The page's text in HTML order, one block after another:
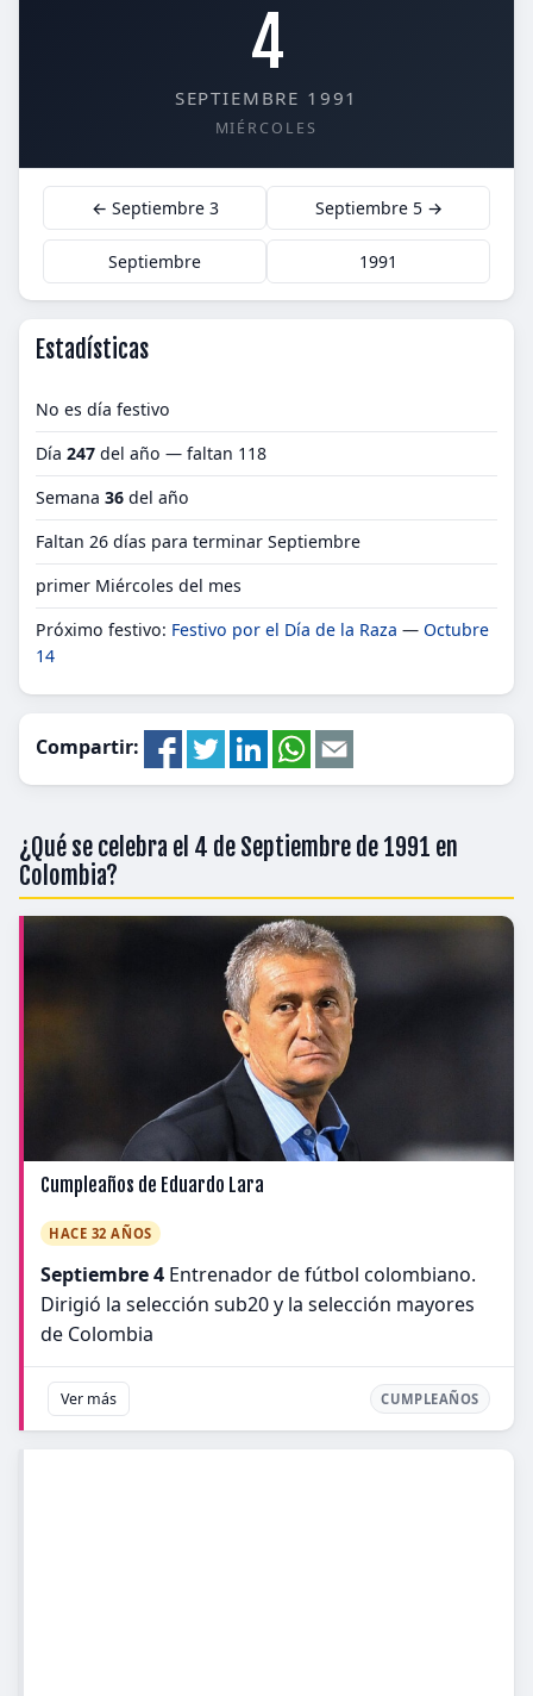
4
SEPTIEMBRE 1991
MIÉRCOLES
← Septiembre 3 Septiembre 5 →
Septiembre 1991
Estadísticas
No es día festivo
Día 247 del año — faltan 118
Semana 36 del año
Faltan 26 días para terminar Septiembre
primer Miércoles del mes
Próximo festivo: Festivo por el Día de la Raza — Octubre
14
Compartir:
¿Qué se celebra el 4 de Septiembre de 1991 en
Colombia?
Cumpleaños de Eduardo Lara
HACE 32 AÑOS
Septiembre 4 Entrenador de fútbol colombiano.
Dirigió la selección sub20 y la selección mayores
de Colombia
Ver más CUMPLEAÑOS